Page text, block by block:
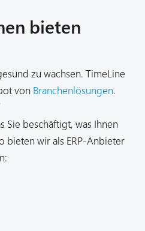
bieten
zu wachsen. TimeLine
von Branchenlösungen.
Sie beschäftigt, was Ihnen
bieten wir als ERP-Anbieter